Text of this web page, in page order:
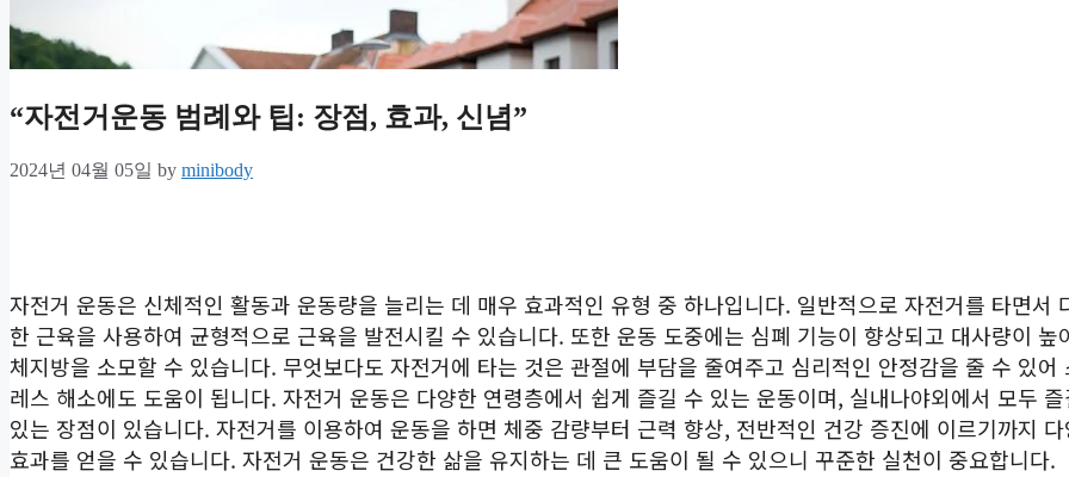
“자전거운동 범례와 팁: 장점, 효과, 신념”
2024년 04월 05일 by minibody
자전거 운동은 신체적인 활동과 운동량을 늘리는 데 매우 효과적인 유형 중 하나입니다. 일반적으로 자전거를 타면서
한 근육을 사용하여 균형적으로 근육을 발전시킬 수 있습니다. 또한 운동 도중에는 심폐 기능이 향상되고 대사량이 높
체지방을 소모할 수 있습니다. 무엇보다도 자전거에 타는 것은 관절에 부담을 줄여주고 심리적인 안정감을 줄 수 있어
레스 해소에도 도움이 됩니다. 자전거 운동은 다양한 연령층에서 쉽게 즐길 수 있는 운동이며, 실내나야외에서 모두
있는 장점이 있습니다. 자전거를 이용하여 운동을 하면 체중 감량부터 근력 향상, 전반적인 건강 증진에 이르기까지 다
효과를 얻을 수 있습니다. 자전거 운동은 건강한 삶을 유지하는 데 큰 도움이 될 수 있으니 꾸준한 실천이 중요합니다.